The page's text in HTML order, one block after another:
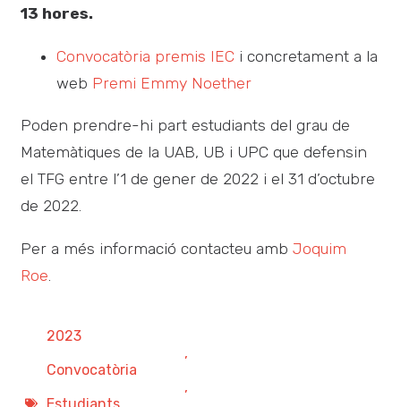
13 hores.
Convocatòria premis IEC i concretament a la
web Premi Emmy Noether
Poden prendre-hi part estudiants del grau de
Matemàtiques de la UAB, UB i UPC que defensin
el TFG entre l’1 de gener de 2022 i el 31 d’octubre
de 2022.
Per a més informació contacteu amb Joquim
Roe
2023
,
Convocatòria
,
Estudiants